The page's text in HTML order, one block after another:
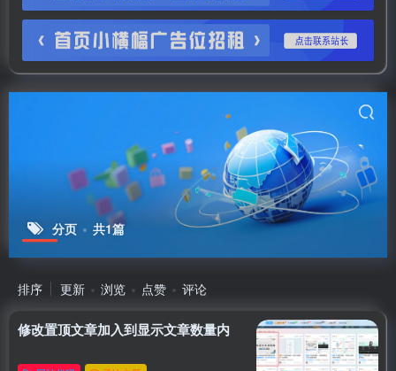
分页 共1篇
排序 更新 浏览 点赞 评论
修改置顶文章加入到显示文章数量内